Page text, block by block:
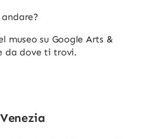
museo su Google Arts &
da dove ti trovi.